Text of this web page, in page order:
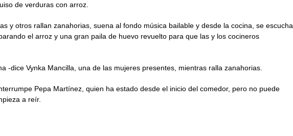
de verduras con arroz.
y otros rallan zanahorias, suena al fondo música bailable y desde la cocina, se escucha
el arroz y una gran paila de huevo revuelto para que las y los cocineros
-dice Vynka Mancilla, una de las mujeres presentes, mientras ralla zanahorias.
Pepa Martínez, quien ha estado desde el inicio del comedor, pero no puede
a reír.